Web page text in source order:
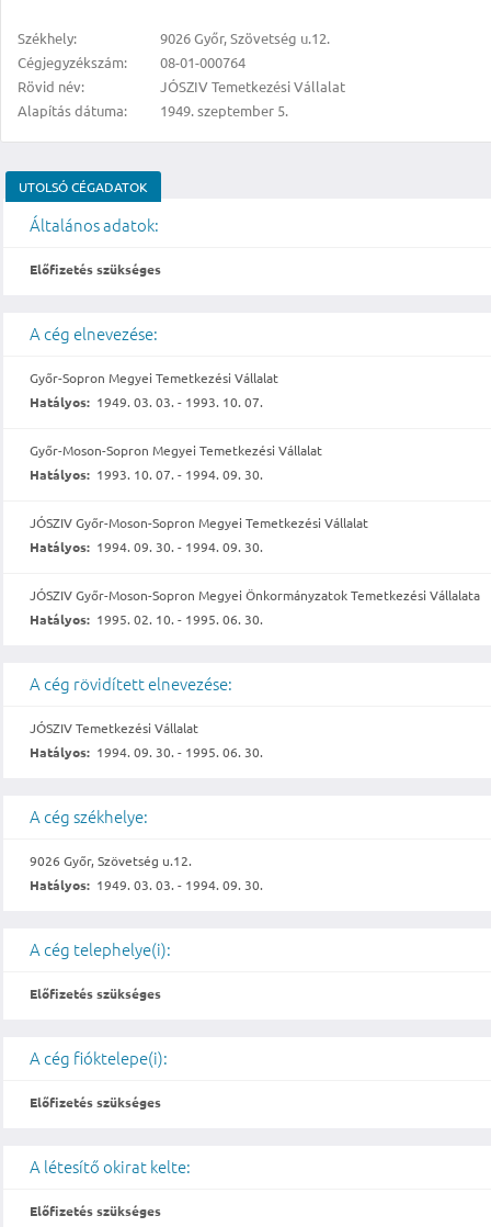
Székhely:
9026 Győr, Szövetség u.12.
Cégjegyzékszám:
08-01-000764
Rövid név:
JÓSZIV Temetkezési Vállalat
Alapítás dátuma:
1949. szeptember 5.
UTOLSÓ CÉGADATOK
Általános adatok:
Előfizetés szükséges
A cég elnevezése:
Győr-Sopron Megyei Temetkezési Vállalat
Hatályos: 1949. 03. 03. - 1993. 10. 07.
Győr-Moson-Sopron Megyei Temetkezési Vállalat
Hatályos: 1993. 10. 07. - 1994. 09. 30.
JÓSZIV Győr-Moson-Sopron Megyei Temetkezési Vállalat
Hatályos: 1994. 09. 30. - 1994. 09. 30.
JÓSZIV Győr-Moson-Sopron Megyei Önkormányzatok Temetkezési Vállalata
Hatályos: 1995. 02. 10. - 1995. 06. 30.
A cég rövidített elnevezése:
JÓSZIV Temetkezési Vállalat
Hatályos: 1994. 09. 30. - 1995. 06. 30.
A cég székhelye:
9026 Győr, Szövetség u.12.
Hatályos: 1949. 03. 03. - 1994. 09. 30.
A cég telephelye(i):
Előfizetés szükséges
A cég fióktelepe(i):
Előfizetés szükséges
A létesítő okirat kelte:
Előfizetés szükséges